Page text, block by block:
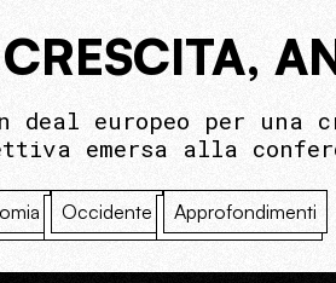
deal europeo per
emersa alla
Occidente Approfondimenti